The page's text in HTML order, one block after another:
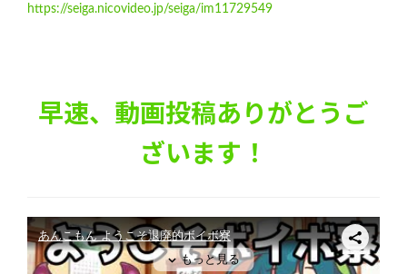
https://seiga.nicovideo.jp/seiga/im11729549
早速、動画投稿ありがとうご
ざいます！